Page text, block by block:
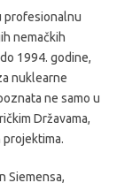
profesionalnu
nemačkih
1994. godine,
nuklearne
ne samo u
Državama,
Siemensa,